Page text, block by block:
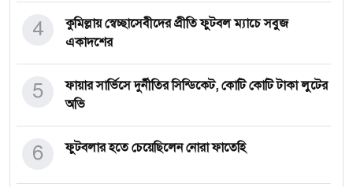
কুমিল্লায় স্বেচ্ছাসেবীদের প্রীতি ফুটবল ম্যাচে সবুজ
একাদশের
4
ফায়ার সার্ভিসে দুর্নীতির সিন্ডিকেট, কোটি কোটি টাকা লুটের
অভি
5
ফুটবলার হতে চেয়েছিলেন নোরা ফাতেহি
6